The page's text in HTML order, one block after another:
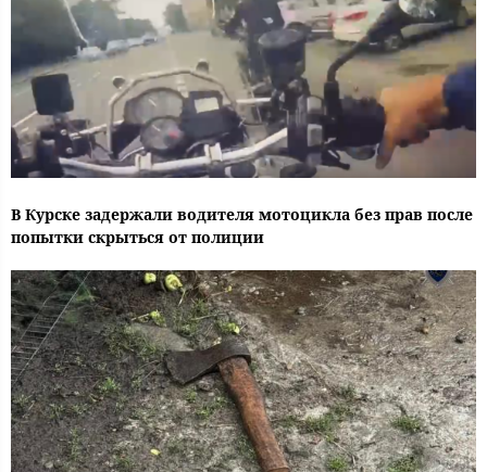
В Курске задержали водителя мотоцикла без прав после
попытки скрыться от полиции